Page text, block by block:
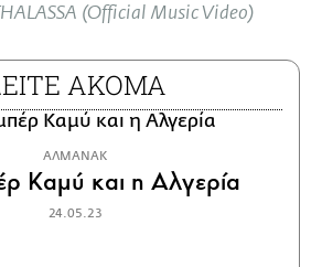
(Official Music Video)
ΑΚΟΜΑ
ΑΛΜΑΝΑΚ
Καμύ και η Αλγερία
24.05.23